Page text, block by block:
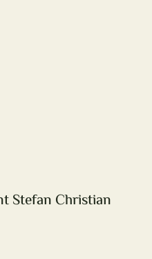
Stefan Christian